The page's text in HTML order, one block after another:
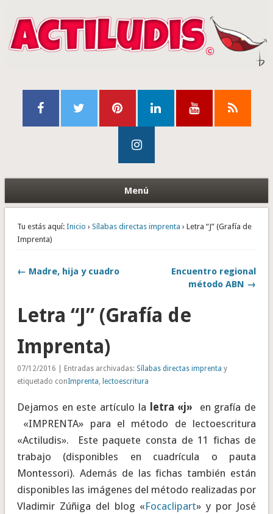
Menú
Tu estás aquí: Inicio › Sílabas directas imprenta › Letra “J” (Grafía de
Imprenta)
← Madre, hija y cuadro
Encuentro regional
método ABN →
Letra “J” (Grafía de
Imprenta)
07/12/2016 | Entradas archivadas: Sílabas directas imprenta y
etiquetado conImprenta, lectoescritura
Dejamos en este artículo la letra «j» en grafía de
«IMPRENTA» para el método de lectoescritura
«Actiludis». Este paquete consta de 11 fichas de
trabajo (disponibles en cuadrícula o pauta
Montessori). Además de las fichas también están
disponibles las imágenes del método realizadas por
Vladimir Zúñiga del blog «Focaclipart» y por José